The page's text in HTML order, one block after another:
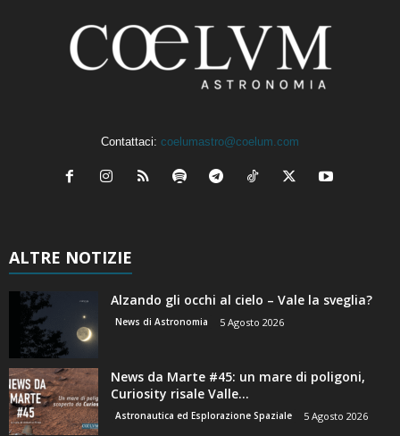
Contattaci: coelumastro@coelum.com
ALTRE NOTIZIE
Alzando gli occhi al cielo – Vale la sveglia?
News di Astronomia 5 Agosto 2026
News da Marte #45: un mare di poligoni,
Curiosity risale Valle...
Astronautica ed Esplorazione Spaziale 5 Agosto 2026